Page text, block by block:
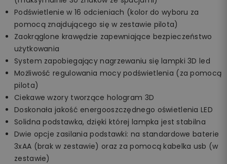
Podświetlenie w 16 odcieniach (kolor do wyboru za
pomocą znajdującego się w zestawie pilota)
Zaokrąglone krawędzie zapewniające bezpieczeństwo
użytkowania
System zapobiegający nagrzewaniu się lampki 3D led
Możliwość regulowania mocy podświetlenia (za pomocą
pilota)
Ciekawe wzory tworzące hologram 3D
Doskonała jakość energooszczędnego oświetlenia LED
Solidna podstawka, dzięki której lampka jest stabilna
Dwie opcje zasilania podstawki: na standardowe baterie
3xAA (brak w zestawie) oraz za pomocą kabelka usb (w
zestawie)